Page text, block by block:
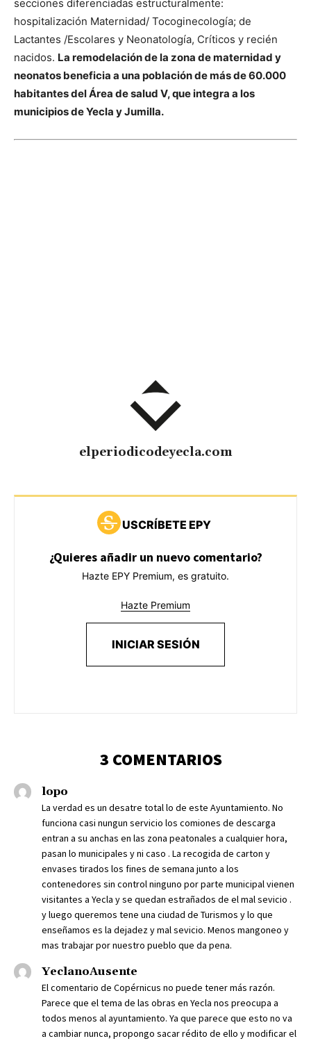
secciones diferenciadas estructuralmente:
hospitalización Maternidad/ Tocoginecología; de
Lactantes /Escolares y Neonatología, Críticos y recién
nacidos. La remodelación de la zona de maternidad y
neonatos beneficia a una población de más de 60.000
habitantes del Área de salud V, que integra a los
municipios de Yecla y Jumilla.
elperiodicodeyecla.com
USCRÍBETE EPY
¿Quieres añadir un nuevo comentario?
Hazte EPY Premium, es gratuito.
Hazte Premium
INICIAR SESIÓN
3 COMENTARIOS
lopo
La verdad es un desatre total lo de este Ayuntamiento. No
funciona casi nungun servicio los comiones de descarga
entran a su anchas en las zona peatonales a cualquier hora,
pasan lo municipales y ni caso . La recogida de carton y
envases tirados los fines de semana junto a los
contenedores sin control ninguno por parte municipal vienen
visitantes a Yecla y se quedan estrañados de el mal sevicio .
y luego queremos tene una ciudad de Turismos y lo que
enseñamos es la dejadez y mal sevicio. Menos mangoneo y
mas trabajar por nuestro pueblo que da pena.
YeclanoAusente
El comentario de Copérnicus no puede tener más razón.
Parece que el tema de las obras en Yecla nos preocupa a
todos menos al ayuntamiento. Ya que parece que esto no va
a cambiar nunca, propongo sacar rédito de ello y modificar el